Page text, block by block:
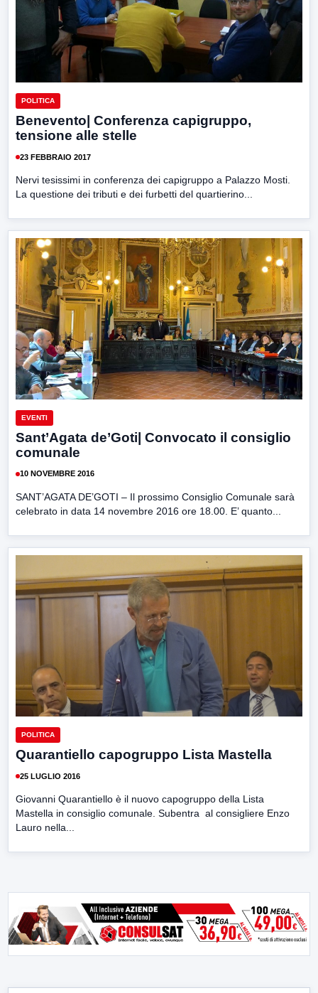
POLITICA
Benevento| Conferenza capigruppo,
tensione alle stelle
23 FEBBRAIO 2017
Nervi tesissimi in conferenza dei capigruppo a Palazzo Mosti.
La questione dei tributi e dei furbetti del quartierino...
EVENTI
Sant’Agata de’Goti| Convocato il consiglio
comunale
10 NOVEMBRE 2016
SANT’AGATA DE’GOTI – Il prossimo Consiglio Comunale sarà
celebrato in data 14 novembre 2016 ore 18.00. E’ quanto...
POLITICA
Quarantiello capogruppo Lista Mastella
25 LUGLIO 2016
Giovanni Quarantiello è il nuovo capogruppo della Lista
Mastella in consiglio comunale. Subentra al consigliere Enzo
Lauro nella...